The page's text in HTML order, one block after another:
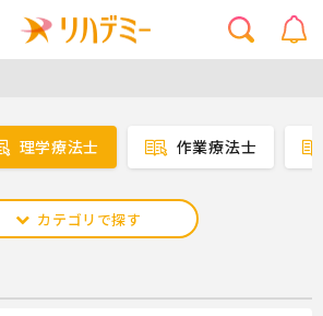
理学療法士 作業療法士
カテゴリで探す